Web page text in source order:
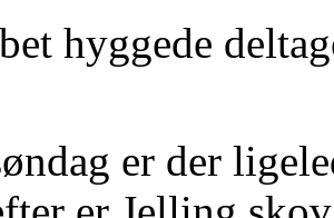
hyggede
er der